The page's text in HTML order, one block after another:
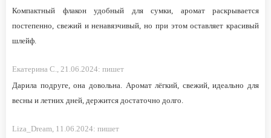
Компактный флакон удобный для сумки, аромат раскрывается
постепенно, свежий и ненавязчивый, но при этом оставляет красивый
шлейф.
Екатерина С., 21.06.2024: пишет
Дарила подруге, она довольна. Аромат лёгкий, свежий, идеально для
весны и летних дней, держится достаточно долго.
Liza_Dream, 11.06.2024: пишет